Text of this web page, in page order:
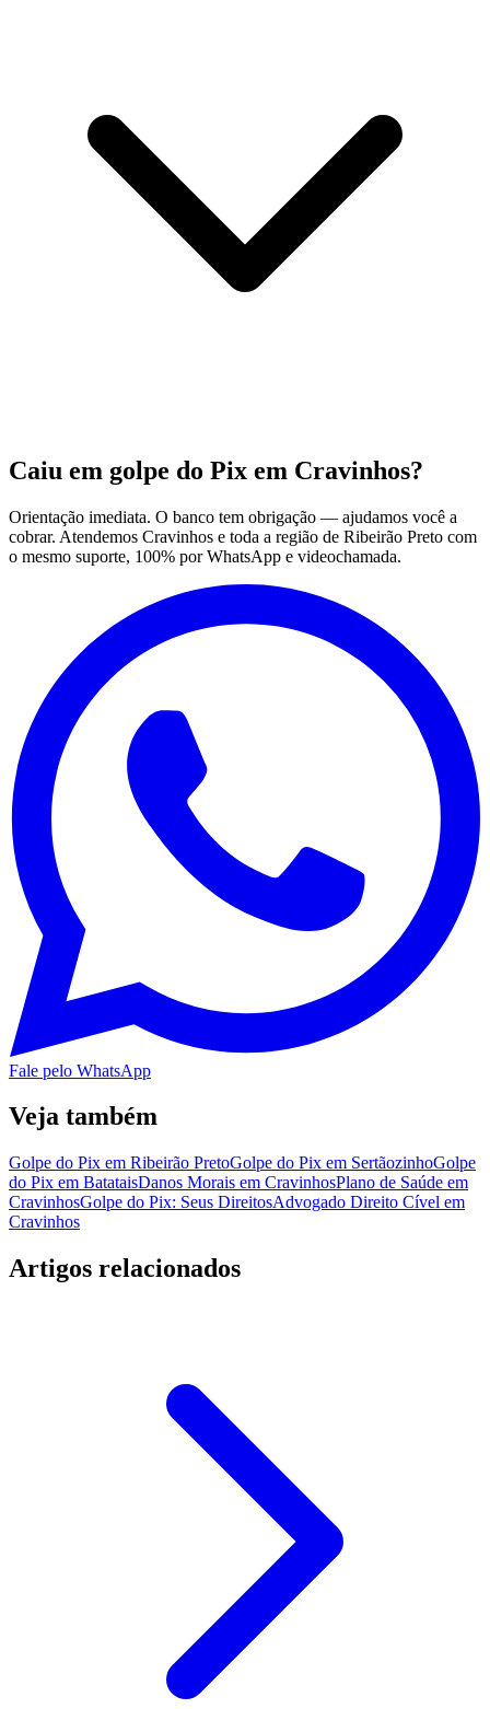
Caiu em golpe do Pix em Cravinhos?
Orientação imediata. O banco tem obrigação — ajudamos você a
cobrar. Atendemos Cravinhos e toda a região de Ribeirão Preto com
o mesmo suporte, 100% por WhatsApp e videochamada.
Fale pelo WhatsApp
Veja também
Golpe do Pix em Ribeirão PretoGolpe do Pix em SertãozinhoGolpe
do Pix em BatataisDanos Morais em CravinhosPlano de Saúde em
CravinhosGolpe do Pix: Seus DireitosAdvogado Direito Cível em
Cravinhos
Artigos relacionados